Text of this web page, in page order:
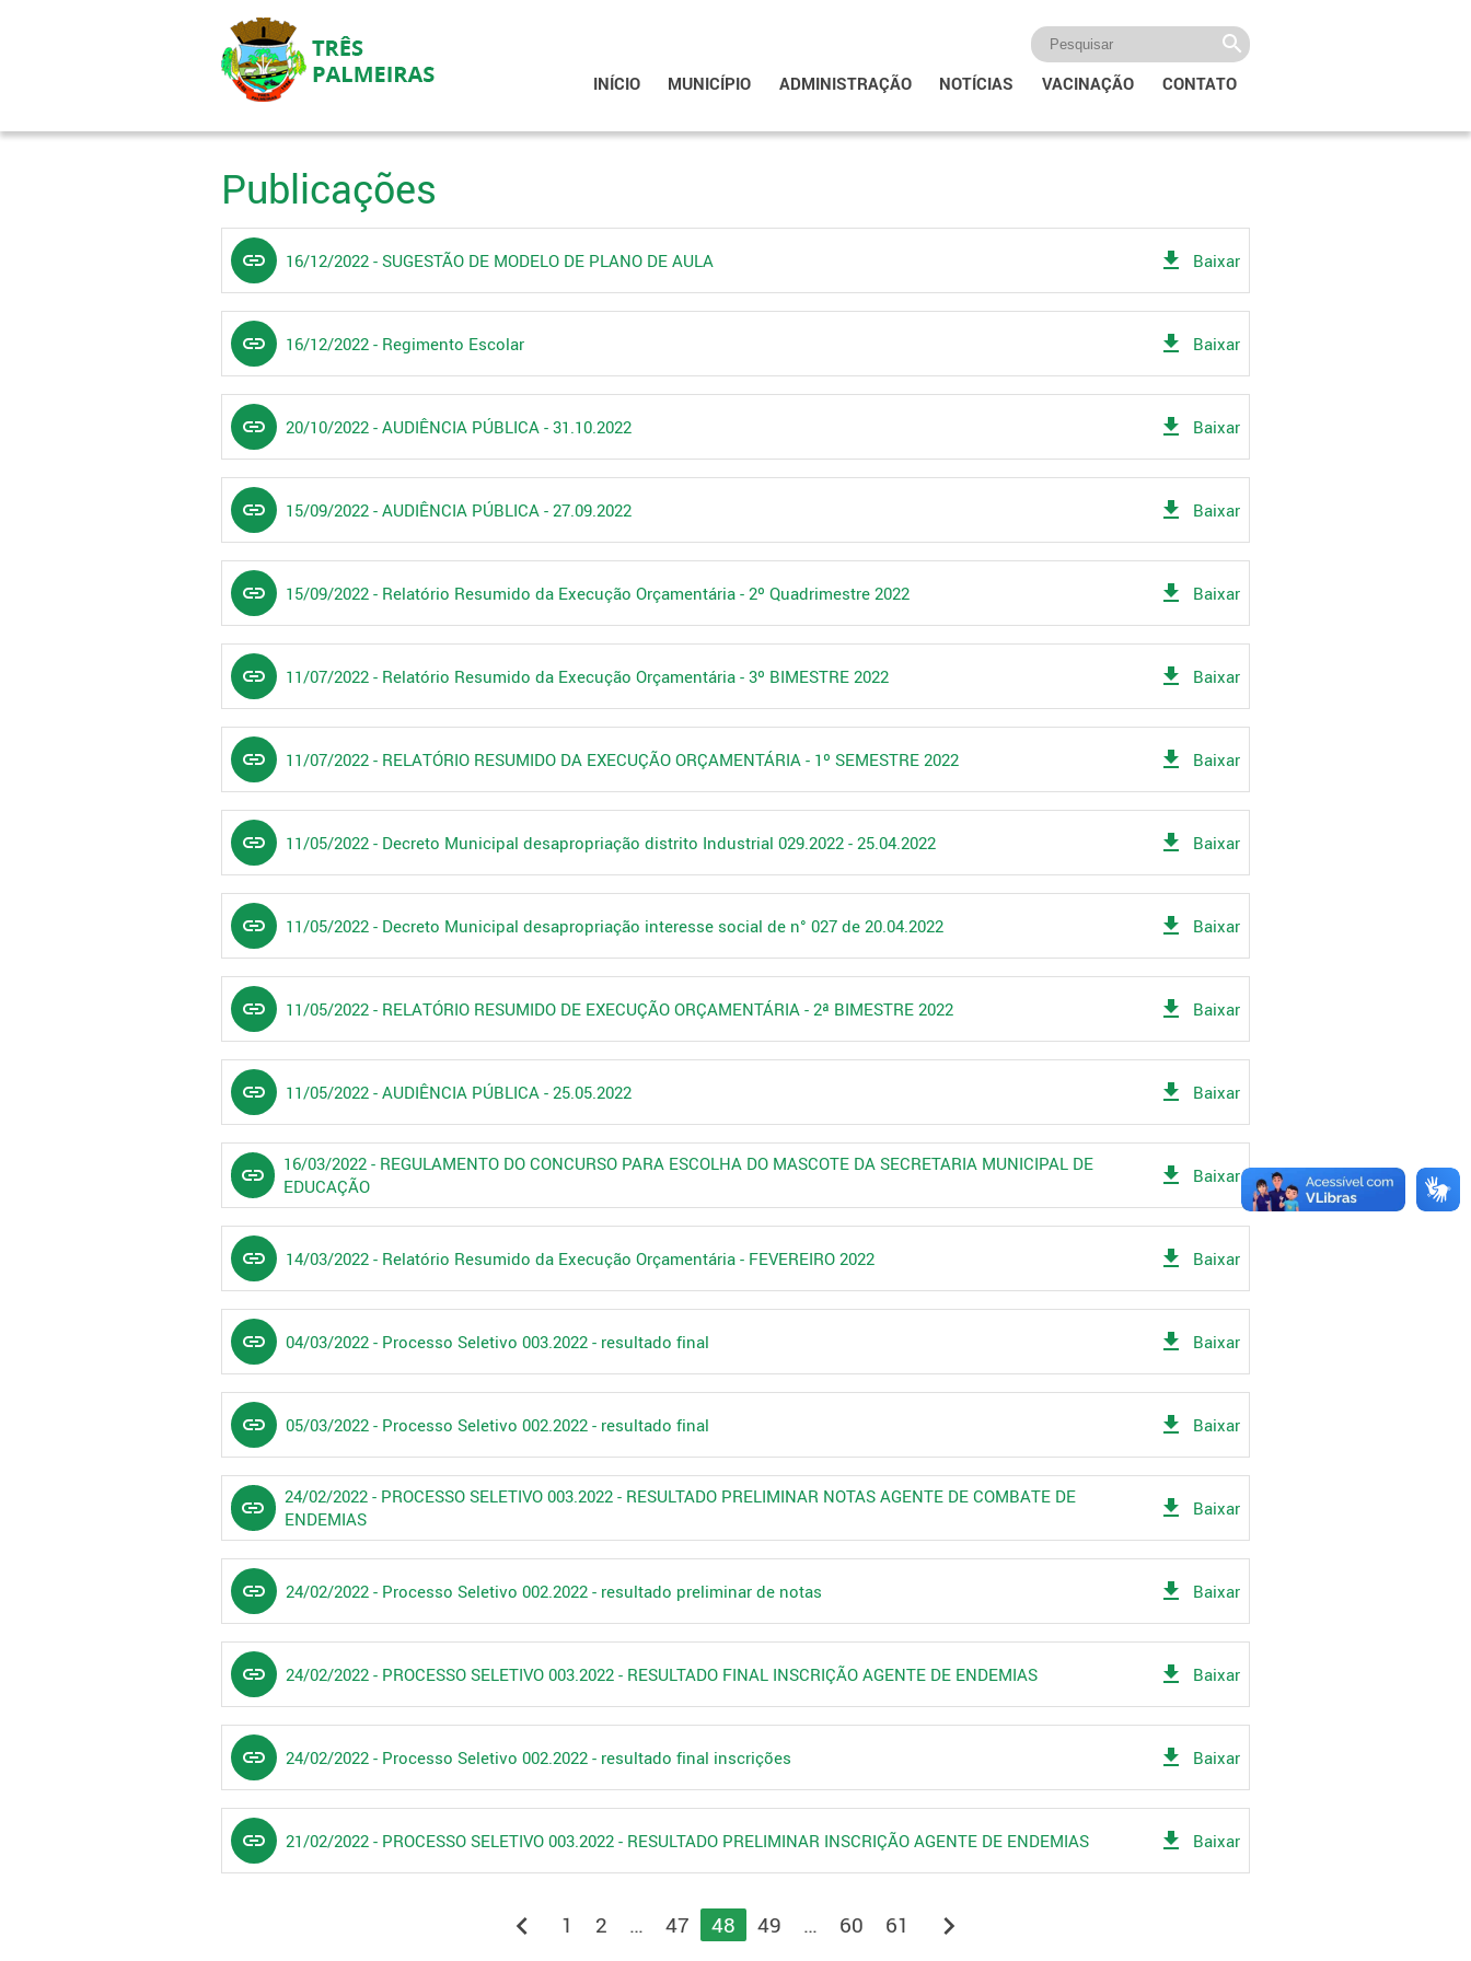
INÍCIO MUNICÍPIO ADMINISTRAÇÃO NOTÍCIAS VACINAÇÃO CONTATO
Publicações
link 16/12/2022 - SUGESTÃO DE MODELO DE PLANO DE AULA get_app Baixar
link 16/12/2022 - Regimento Escolar get_app Baixar
link 20/10/2022 - AUDIÊNCIA PÚBLICA - 31.10.2022 get_app Baixar
link 15/09/2022 - AUDIÊNCIA PÚBLICA - 27.09.2022 get_app Baixar
link 15/09/2022 - Relatório Resumido da Execução Orçamentária - 2º Quadrimestre 2022 get_app Baixar
link 11/07/2022 - Relatório Resumido da Execução Orçamentária - 3º BIMESTRE 2022 get_app Baixar
link 11/07/2022 - RELATÓRIO RESUMIDO DA EXECUÇÃO ORÇAMENTÁRIA - 1º SEMESTRE 2022 get_app Baixar
link 11/05/2022 - Decreto Municipal desapropriação distrito Industrial 029.2022 - 25.04.2022 get_app Baixar
link 11/05/2022 - Decreto Municipal desapropriação interesse social de n° 027 de 20.04.2022 get_app Baixar
link 11/05/2022 - RELATÓRIO RESUMIDO DE EXECUÇÃO ORÇAMENTÁRIA - 2ª BIMESTRE 2022 get_app Baixar
link 11/05/2022 - AUDIÊNCIA PÚBLICA - 25.05.2022 get_app Baixar
link
16/03/2022 - REGULAMENTO DO CONCURSO PARA ESCOLHA DO MASCOTE DA SECRETARIA MUNICIPAL DE
EDUCAÇÃO
get_app Baixar
link 14/03/2022 - Relatório Resumido da Execução Orçamentária - FEVEREIRO 2022 get_app Baixar
link 04/03/2022 - Processo Seletivo 003.2022 - resultado final get_app Baixar
link 05/03/2022 - Processo Seletivo 002.2022 - resultado final get_app Baixar
link
24/02/2022 - PROCESSO SELETIVO 003.2022 - RESULTADO PRELIMINAR NOTAS AGENTE DE COMBATE DE
ENDEMIAS
get_app Baixar
link 24/02/2022 - Processo Seletivo 002.2022 - resultado preliminar de notas get_app Baixar
link 24/02/2022 - PROCESSO SELETIVO 003.2022 - RESULTADO FINAL INSCRIÇÃO AGENTE DE ENDEMIAS get_app Baixar
link 24/02/2022 - Processo Seletivo 002.2022 - resultado final inscrições get_app Baixar
link 21/02/2022 - PROCESSO SELETIVO 003.2022 - RESULTADO PRELIMINAR INSCRIÇÃO AGENTE DE ENDEMIAS get_app Baixar
chevron_left 1 2 … 47 48 49 … 60 61 chevron_right